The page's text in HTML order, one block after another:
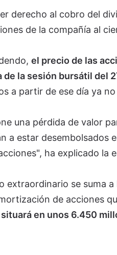
derecho al cobro del
de la compañía al
el precio de las
de la sesión bursátil del
a partir de ese día ya
una pérdida de valor
a estar desembolsados
ha explicado la
extraordinario se suma
de acciones
en unos 6.450